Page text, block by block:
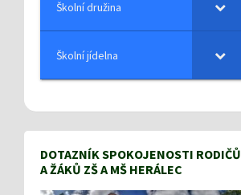
Školní družina
Školní jídelna
DOTAZNÍK SPOKOJENOSTI RODIČŮ
A ŽÁKŮ ZŠ A MŠ HERÁLEC